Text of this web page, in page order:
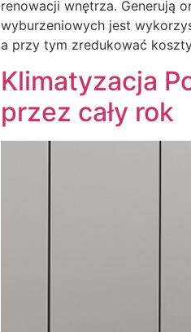
renowacji wnętrza. Generują
wyburzeniowych jest
a przy tym zredukować
Klimatyzacja
przez cały rok